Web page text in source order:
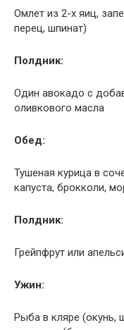
Омлет из 2-х яиц,
перец, шпинат)
Полдник:
Один авокадо с
оливкового масла
Обед:
Тушеная курица в
капуста, брокколи,
Полдник:
Грейпфрут или
Ужин:
Рыба в кляре (окунь,